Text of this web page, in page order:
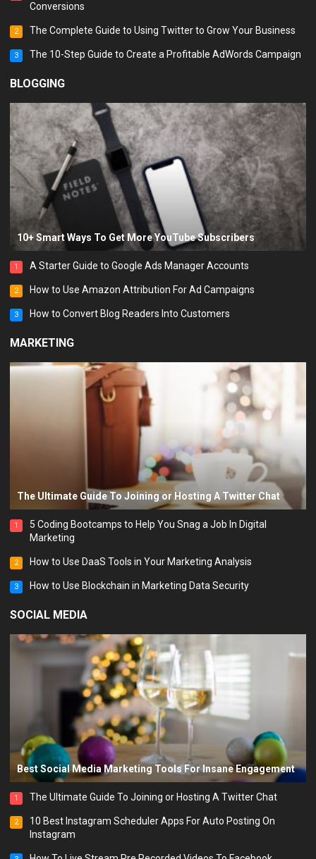
Conversions
2 The Complete Guide to Using Twitter to Grow Your Business
3 The 10-Step Guide to Create a Profitable AdWords Campaign
BLOGGING
10+ Smart Ways To Get More YouTube Subscribers
1 A Starter Guide to Google Ads Manager Accounts
2 How to Use Amazon Attribution For Ad Campaigns
3 How to Convert Blog Readers Into Customers
MARKETING
The Ultimate Guide To Joining or Hosting A Twitter Chat
1
5 Coding Bootcamps to Help You Snag a Job In Digital
Marketing
2 How to Use DaaS Tools in Your Marketing Analysis
3 How to Use Blockchain in Marketing Data Security
SOCIAL MEDIA
Best Social Media Marketing Tools For Insane Engagement
1 The Ultimate Guide To Joining or Hosting A Twitter Chat
2
10 Best Instagram Scheduler Apps For Auto Posting On
Instagram